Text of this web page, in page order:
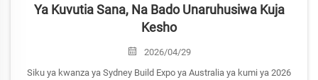
Ya Kuvutia Sana, Na Bado Unaruhusiwa Kuja
Kesho
2026/04/29
Siku ya kwanza ya Sydney Build Expo ya Australia ya kumi ya 2026